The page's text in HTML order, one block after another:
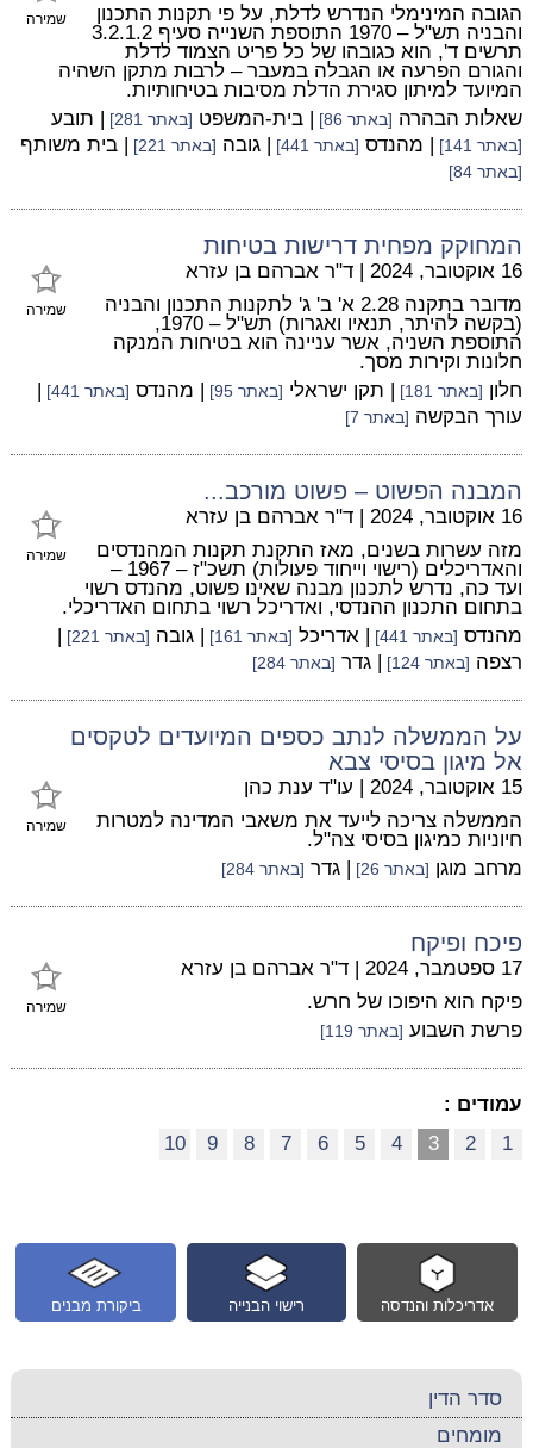
שמירה
הגובה המינימלי הנדרש לדלת, על פי תקנות התכנון
והבניה תש"ל – 1970 התוספת השנייה סעיף 3.2.1.2
תרשים ד', הוא כגובהו של כל פריט הצמוד לדלת
והגורם הפרעה או הגבלה במעבר – לרבות מתקן השהיה
המיועד למיתון סגירת הדלת מסיבות בטיחותיות.
שאלות הבהרה [באתר 86] | בית-המשפט [באתר 281] | תובע
[באתר 141] | מהנדס [באתר 441] | גובה [באתר 221] | בית משותף
[באתר 84]
המחוקק מפחית דרישות בטיחות
שמירה
16 אוקטובר, 2024 | ד"ר אברהם בן עזרא
מדובר בתקנה 2.28 א' ב' ג' לתקנות התכנון והבניה
(בקשה להיתר, תנאיו ואגרות) תש"ל – 1970,
התוספת השניה, אשר עניינה הוא בטיחות המנקה
חלונות וקירות מסך.
חלון [באתר 181] | תקן ישראלי [באתר 95] | מהנדס [באתר 441]
|
עורך הבקשה [באתר 7]
המבנה הפשוט – פשוט מורכב...
שמירה
16 אוקטובר, 2024 | ד"ר אברהם בן עזרא
מזה עשרות בשנים, מאז התקנת תקנות המהנדסים
והאדריכלים (רישוי וייחוד פעולות) תשכ"ז – 1967 –
ועד כה, נדרש לתכנון מבנה שאינו פשוט, מהנדס רשוי
בתחום התכנון ההנדסי, ואדריכל רשוי בתחום האדריכלי.
מהנדס [באתר 441] | אדריכל [באתר 161] | גובה [באתר 221]
|
רצפה [באתר 124] | גדר [באתר 284]
על הממשלה לנתב כספים המיועדים לטקסים
אל מיגון בסיסי צבא
שמירה
15 אוקטובר, 2024 | עו"ד ענת כהן
הממשלה צריכה לייעד את משאבי המדינה למטרות
חיוניות כמיגון בסיסי צה"ל.
מרחב מוגן [באתר 26] | גדר [באתר 284]
פיכח ופיקח
שמירה
17 ספטמבר, 2024 | ד"ר אברהם בן עזרא
פיקח הוא היפוכו של חרש.
פרשת השבוע [באתר 119]
עמודים :
1
2
3
4
5
6
7
8
9
10
ביקורת מבנים רישוי הבנייה אדריכלות והנדסה
סדר הדין
מומחים